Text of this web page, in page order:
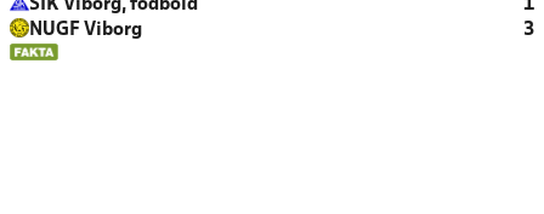
SIK Viborg, fodbold
1
NUGF Viborg
3